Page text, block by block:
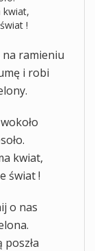
kwiat,
!
na ramieniu
i robi
kwiat,
świat !
o nas